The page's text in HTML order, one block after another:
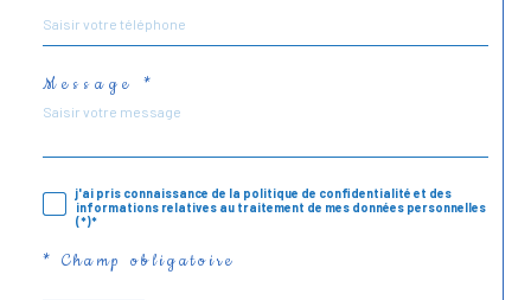
Message *
j'ai pris connaissance de la politique de confidentialité et des
informations relatives au traitement de mes données personnelles
(*)*
* Champ obligatoire